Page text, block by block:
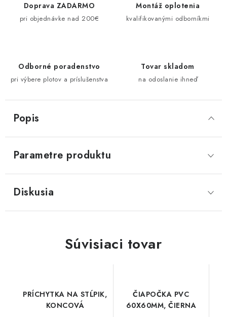
Doprava ZADARMO
pri objednávke nad 200€
Montáž oplotenia
kvalifikovanými odborníkmi
Odborné poradenstvo
pri výbere plotov a príslušenstva
Tovar skladom
na odoslanie ihneď
Popis
Parametre produktu
Diskusia
Súvisiaci tovar
PRÍCHYTKA NA STĹPIK,
KONCOVÁ
ČIAPOČKA PVC
60X60MM, ČIERNA